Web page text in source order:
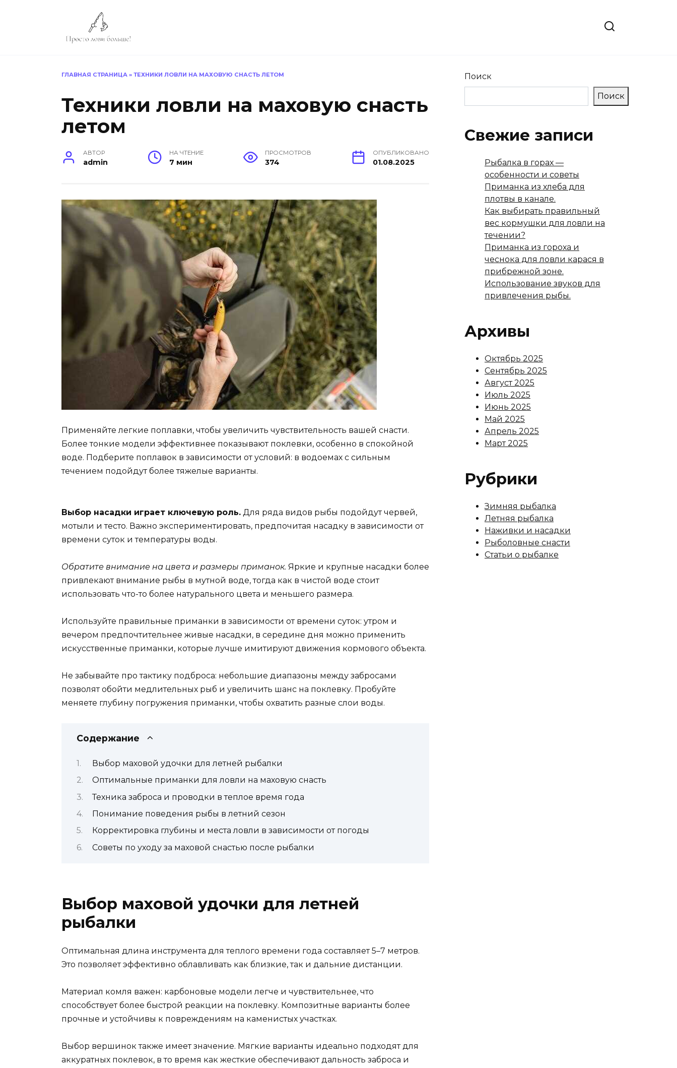
ГЛАВНАЯ СТРАНИЦА » ТЕХНИКИ ЛОВЛИ НА МАХОВУЮ СНАСТЬ ЛЕТОМ
Техники ловли на маховую снасть
летом
АВТОР
admin
НА ЧТЕНИЕ
7 мин
ПРОСМОТРОВ
374
ОПУБЛИКОВАНО
01.08.2025
Применяйте легкие поплавки, чтобы увеличить чувствительность вашей снасти.
Более тонкие модели эффективнее показывают поклевки, особенно в спокойной
воде. Подберите поплавок в зависимости от условий: в водоемах с сильным
течением подойдут более тяжелые варианты.
Выбор насадки играет ключевую роль. Для ряда видов рыбы подойдут червей,
мотыли и тесто. Важно экспериментировать, предпочитая насадку в зависимости от
времени суток и температуры воды.
Обратите внимание на цвета и размеры приманок. Яркие и крупные насадки более
привлекают внимание рыбы в мутной воде, тогда как в чистой воде стоит
использовать что-то более натурального цвета и меньшего размера.
Используйте правильные приманки в зависимости от времени суток: утром и
вечером предпочтительнее живые насадки, в середине дня можно применить
искусственные приманки, которые лучше имитируют движения кормового объекта.
Не забывайте про тактику подброса: небольшие диапазоны между забросами
позволят обойти медлительных рыб и увеличить шанс на поклевку. Пробуйте
меняете глубину погружения приманки, чтобы охватить разные слои воды.
Содержание
Выбор маховой удочки для летней рыбалки
Оптимальные приманки для ловли на маховую снасть
Техника заброса и проводки в теплое время года
Понимание поведения рыбы в летний сезон
Корректировка глубины и места ловли в зависимости от погоды
Советы по уходу за маховой снастью после рыбалки
Выбор маховой удочки для летней
рыбалки
Оптимальная длина инструмента для теплого времени года составляет 5–7 метров.
Это позволяет эффективно облавливать как близкие, так и дальние дистанции.
Материал комля важен: карбоновые модели легче и чувствительнее, что
способствует более быстрой реакции на поклевку. Композитные варианты более
прочные и устойчивы к повреждениям на каменистых участках.
Выбор вершинок также имеет значение. Мягкие варианты идеально подходят для
аккуратных поклевок, в то время как жесткие обеспечивают дальность заброса и
Поиск
Поиск
Свежие записи
Рыбалка в горах —
особенности и советы
Приманка из хлеба для
плотвы в канале.
Как выбирать правильный
вес кормушки для ловли на
течении?
Приманка из гороха и
чеснока для ловли карася в
прибрежной зоне.
Использование звуков для
привлечения рыбы.
Архивы
Октябрь 2025
Сентябрь 2025
Август 2025
Июль 2025
Июнь 2025
Май 2025
Апрель 2025
Март 2025
Рубрики
Зимняя рыбалка
Летняя рыбалка
Наживки и насадки
Рыболовные снасти
Статьи о рыбалке